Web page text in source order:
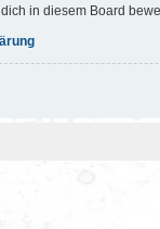
in diesem Board